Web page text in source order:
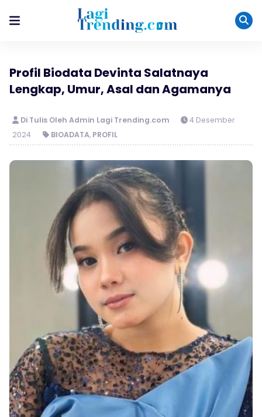
Profil Biodata Devinta Salatnaya
Lengkap, Umur, Asal dan Agamanya
Di Tulis Oleh Admin Lagi Trending.com
4 Desember
2024
BIOADATA, PROFIL